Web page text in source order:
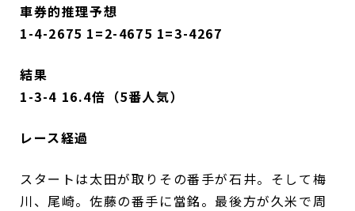
車券的推理予想
1-4-2675 1=2-4675 1=3-4267
結果
1-3-4 16.4倍（5番人気）
レース経過
スタートは太田が取りその番手が石井。そして梅
川、尾崎。佐藤の番手に當銘。最後方が久米で周